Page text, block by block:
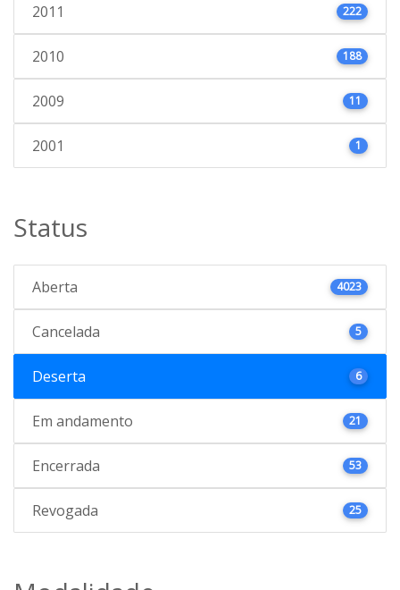
2011 222
2010 188
2009 11
2001 1
Status
Aberta 4023
Cancelada 5
Deserta 6
Em andamento 21
Encerrada 53
Revogada 25